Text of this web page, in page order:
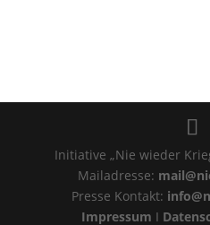
Initiative „Nie wieder
Mailadresse:
Presse Kontakt:
Impressum I